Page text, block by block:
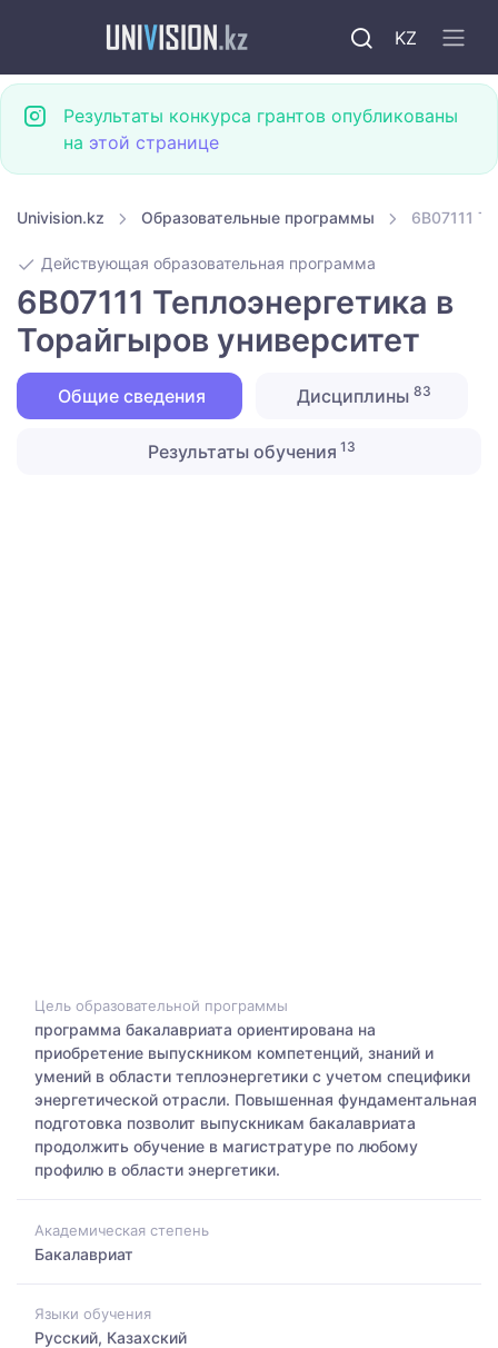
KZ
Результаты конкурса грантов опубликованы
на этой странице
Univision.kz Образовательные программы 6B07111
Действующая образовательная программа
6B07111 Теплоэнергетика в
Торайгыров университет
Общие сведения Дисциплины 83
Результаты обучения 13
Цель образовательной программы
программа бакалавриата ориентирована на
приобретение выпускником компетенций, знаний и
умений в области теплоэнергетики с учетом специфики
энергетической отрасли. Повышенная фундаментальная
подготовка позволит выпускникам бакалавриата
продолжить обучение в магистратуре по любому
профилю в области энергетики.
Академическая степень
Бакалавриат
Языки обучения
Русский, Казахский